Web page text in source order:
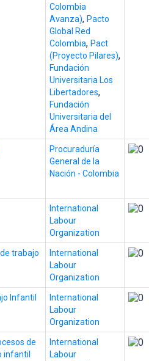
Colombia
Avanza),Pacto
Global Red
Colombia,Pact
(Proyecto Pilares),
Fundación
Universitaria Los
Libertadores,
Fundación
Universitaria del
Área Andina
Procuraduría
General de la
Nación - Colombia
International
Labour
Organization
trabajo
International
Labour
Organization
Infantil
International
Labour
Organization
de
infantil
International
Labour